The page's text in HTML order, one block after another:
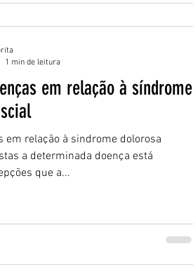
em relação à síndrome
em relação à sindrome dolorosa
a determinada doença está
que a...
1 min de leitura